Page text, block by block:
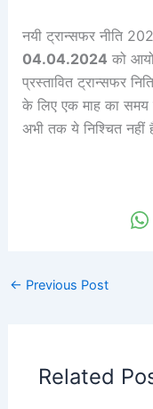
नयी ट्रान्सफर नीति
04.04.2024 को
प्रस्तावित ट्रान्सफर
के लिए एक माह का समय
अभी तक ये निश्चित नहीं
← Previous Post
Related